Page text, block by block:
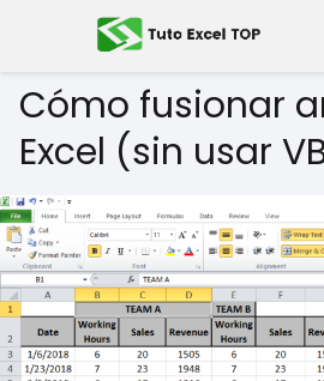
Cómo fusionar
Excel (sin usar